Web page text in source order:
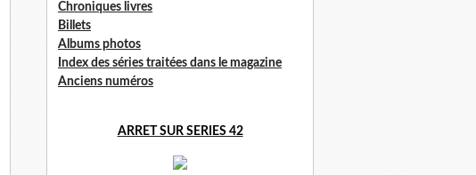
Chroniques livres
Billets
Albums photos
Index des séries traitées dans le magazine
Anciens numéros
ARRET SUR SERIES 42